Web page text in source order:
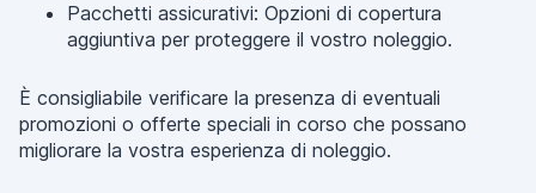
Pacchetti assicurativi: Opzioni di copertura
aggiuntiva per proteggere il vostro noleggio.
È consigliabile verificare la presenza di eventuali
promozioni o offerte speciali in corso che possano
migliorare la vostra esperienza di noleggio.